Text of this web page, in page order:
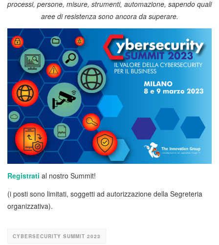
processi, persone, misure, strumenti, automazione, sapendo quali
aree di resistenza sono ancora da superare.
Registrati al nostro Summit!
(i posti sono limitati, soggetti ad autorizzazione della Segreteria
organizzativa).
CYBERSECURITY SUMMIT 2023